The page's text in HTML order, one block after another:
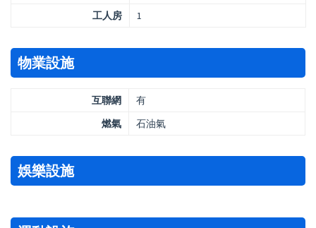
工人房
1
物業設施
互聯網
有
燃氣
石油氣
娛樂設施